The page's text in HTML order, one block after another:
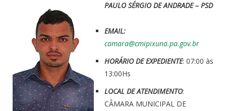
PAULO SÉRGIO DE ANDRADE – PSD
EMAIL:
camara@cmipixuna.pa.gov.br
HORÁRIO DE EXPEDIENTE: 07:00 às
13:00Hs
LOCAL DE ATENDIMENTO:
CÂMARA MUNICIPAL DE